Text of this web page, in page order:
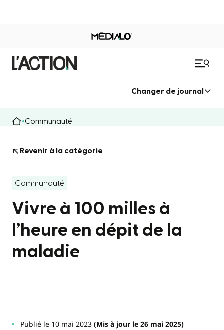
Changer de journal
Communauté
Revenir à la catégorie
Communauté
Vivre à 100 milles à
l’heure en dépit de la
maladie
Publié le 10 mai 2023(Mis à jour le 26 mai 2025)